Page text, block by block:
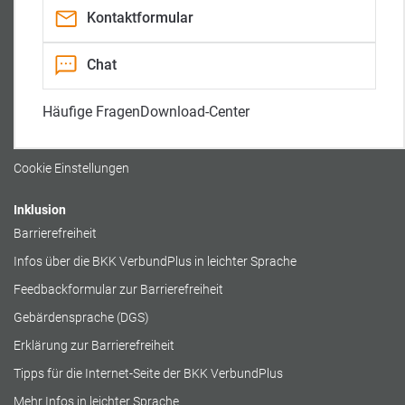
Kontaktformular
Chat
Häufige FragenDownload-Center
a
f
r
t
a
0800 / 140 554 105 090
Rechtliches
Datenschutz
Cookie Einstellungen
Inklusion
Barrierefreiheit
Infos über die BKK VerbundPlus in leichter Sprache
Feedbackformular zur Barrierefreiheit
Gebärdensprache (DGS)
Erklärung zur Barrierefreiheit
Tipps für die Internet-Seite der BKK VerbundPlus
Mehr Infos in leichter Sprache